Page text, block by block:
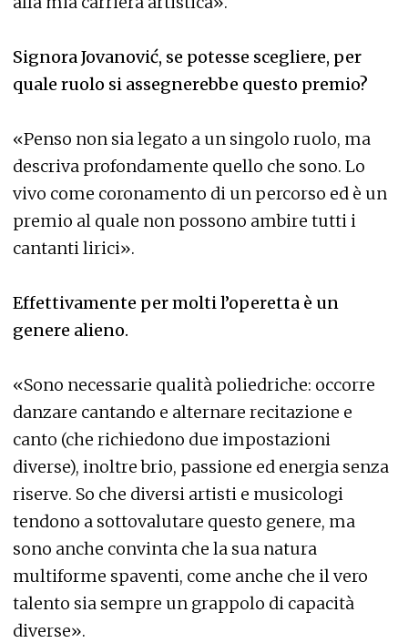
Signora Jovanović, se potesse scegliere, per
quale ruolo si assegnerebbe questo premio?
«Penso non sia legato a un singolo ruolo, ma
descriva profondamente quello che sono. Lo
vivo come coronamento di un percorso ed è un
premio al quale non possono ambire tutti i
cantanti lirici».
Effettivamente per molti l’operetta è un
genere alieno.
«Sono necessarie qualità poliedriche: occorre
danzare cantando e alternare recitazione e
canto (che richiedono due impostazioni
diverse), inoltre brio, passione ed energia senza
riserve. So che diversi artisti e musicologi
tendono a sottovalutare questo genere, ma
sono anche convinta che la sua natura
multiforme spaventi, come anche che il vero
talento sia sempre un grappolo di capacità
diverse».